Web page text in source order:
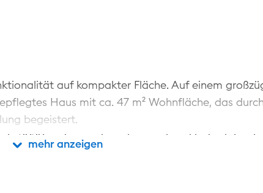
auf kompakter Fläche. Auf einem
Haus mit ca. 47 m² Wohnfläche, das
begeistert.
2020 umfassend modernisiert und befindet sich
von der nach Süden ausgerichteten Terrasse auf
mehr/weniger anzeigen
mehr anzeigen